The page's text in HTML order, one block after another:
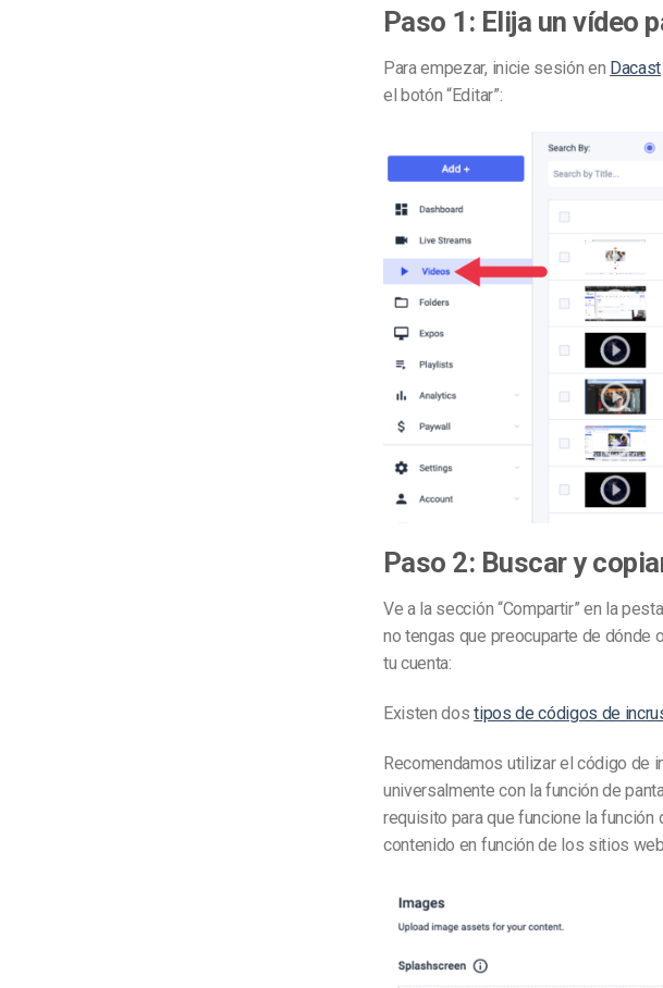
Paso 1: Elija un vídeo
Para empezar, inicie sesión en Dacast
el botón “Editar”:
Paso 2: Buscar y
Ve a la sección “Compartir” en la
no tengas que preocuparte de dónde
tu cuenta:
Existen dostipos de códigos de
Recomendamos utilizar el código de
universalmente con la función de
requisito para que funcione la
contenido en función de los sitios